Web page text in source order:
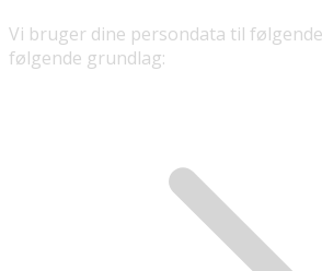
Vi bruger dine persondata til
følgende grundlag: